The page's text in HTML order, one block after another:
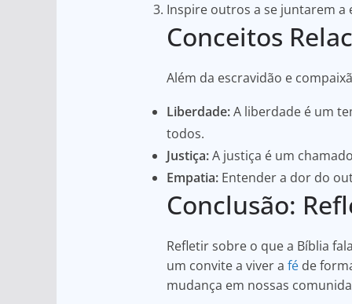
Inspire outros a se juntarem a
Conceitos
Além da escravidão e
Liberdade:A liberdade é um
todos.
Justiça:A justiça é um
Empatia: Entender a dor do
Conclusão:
Refletir sobre o que a Bíblia
um convite a viver a fé de
mudança em nossas